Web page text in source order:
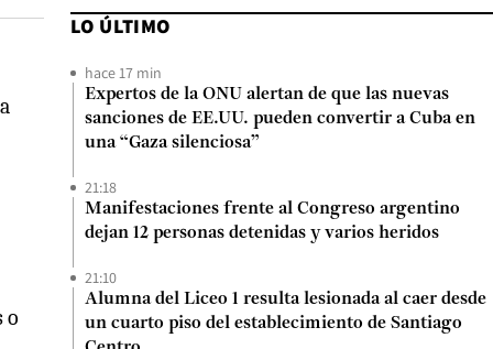
o
LO ÚLTIMO
hace 17 min
Expertos de la ONU alertan de que las nuevas
sanciones de EE.UU. pueden convertir a Cuba en
una “Gaza silenciosa”
21:18
Manifestaciones frente al Congreso argentino
dejan 12 personas detenidas y varios heridos
21:10
Alumna del Liceo 1 resulta lesionada al caer desde
un cuarto piso del establecimiento de Santiago